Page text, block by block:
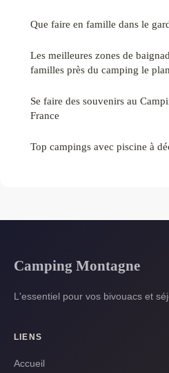
Que faire en famille dans le
Les meilleures zones de
familles près du camping le
Se faire des souvenirs au
France
Top campings avec piscine à
Camping Montagne
L'essentiel pour vos bivouacs et
LIENS
Accueil